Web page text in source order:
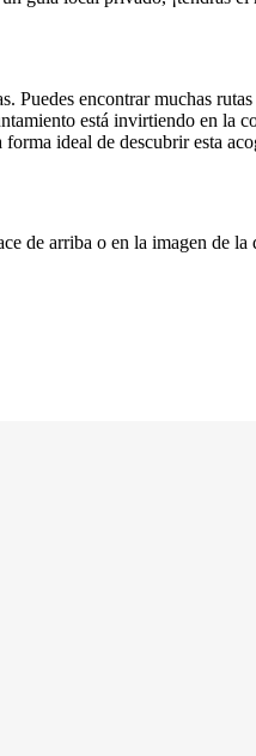
Puedes encontrar muchas
está invirtiendo en
ideal de descubrir esta
de arriba o en la imagen de